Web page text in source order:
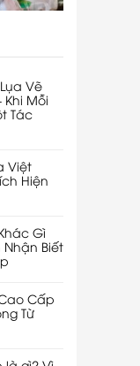
Vẽ
Khi Mỗi
Tác
Việt
Hiện
Gì
Nhận Biết
Cấp
Từ